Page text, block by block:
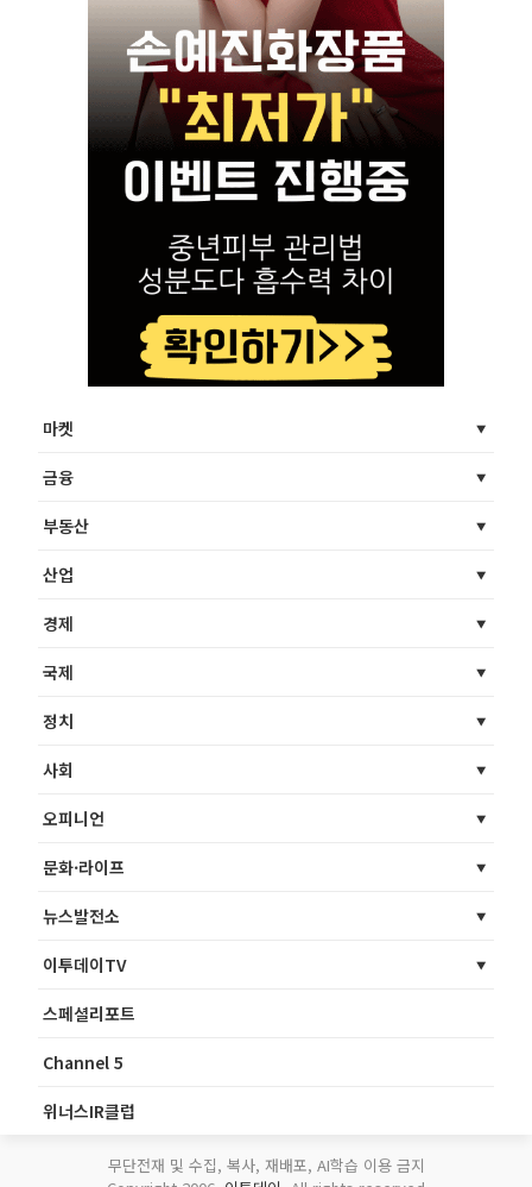
마켓
금융
부동산
산업
경제
국제
정치
사회
오피니언
문화·라이프
뉴스발전소
이투데이TV
스페셜리포트
Channel 5
위너스IR클럽
무단전재 및 수집, 복사, 재배포, AI학습 이용 금지